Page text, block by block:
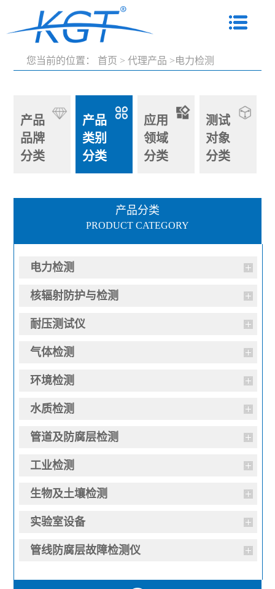
您当前的位置： 首页 > 代理产品 >电力检测
产品
品牌
分类
产品
类别
分类
应用
领域
分类
测试
对象
分类
产品分类
PRODUCT CATEGORY
电力检测
核辐射防护与检测
耐压测试仪
气体检测
环境检测
水质检测
管道及防腐层检测
工业检测
生物及土壤检测
实验室设备
管线防腐层故障检测仪